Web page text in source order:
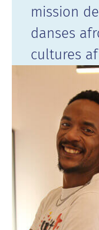
mission
danses
cultures